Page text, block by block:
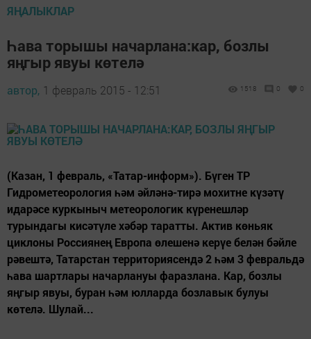
ЯҢАЛЫКЛАР
Һава торышы начарлана:кар, бозлы
яңгыр явуы көтелә
автор, 1 февраль 2015 - 12:51 1518 0 0
(Казан, 1 февраль, «Татар-информ»). Бүген ТР
Гидрометеорология һәм әйләнә-тирә мохитне күзәтү
идарәсе куркыныч метеорологик күренешләр
турындагы кисәтүле хәбәр таратты. Актив көньяк
циклоны Россиянең Европа өлешенә керүе белән бәйле
рәвештә, Татарстан территориясендә 2 һәм 3 февральдә
һава шартлары начарлануы фаразлана. Кар, бозлы
яңгыр явуы, буран һәм юлларда бозлавык булуы
көтелә. Шулай...